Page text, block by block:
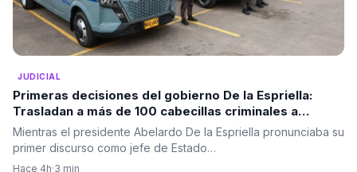
JUDICIAL
Primeras decisiones del gobierno De la Espriella:
Trasladan a más de 100 cabecillas criminales a
cárceles de máxima seguridad
Mientras el presidente Abelardo De la Espriella pronunciaba su
primer discurso como jefe de Estado…
Hace 4h·3 min